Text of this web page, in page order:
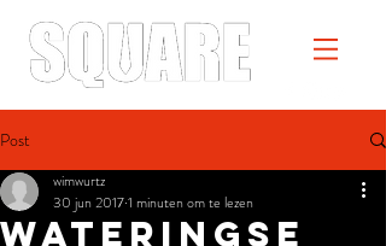
Post
Wateringse
wimwurtz
30 jun 20171 minuten om te lezen